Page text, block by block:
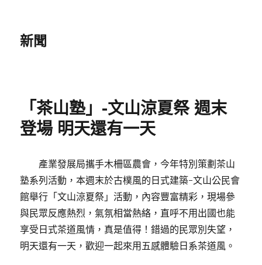
新聞
「茶山塾」-文山涼夏祭 週末
登場 明天還有一天
產業發展局攜手木柵區農會，今年特別策劃茶山
塾系列活動，本週末於古樸風的日式建築-文山公民會
館舉行「文山涼夏祭」活動，內容豐富精彩，現場參
與民眾反應熱烈，氣氛相當熱絡，直呼不用出國也能
享受日式茶道風情，真是值得！錯過的民眾別失望，
明天還有一天，歡迎一起來用五感體驗日系茶道風。